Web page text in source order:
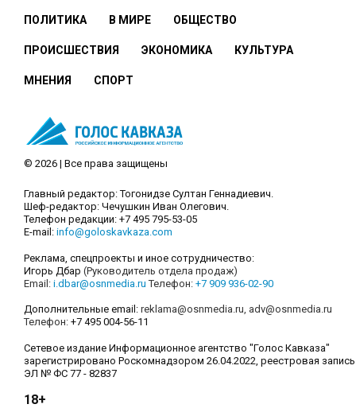
ПОЛИТИКА В МИРЕ ОБЩЕСТВО
ПРОИСШЕСТВИЯ ЭКОНОМИКА КУЛЬТУРА
МНЕНИЯ СПОРТ
© 2026 | Все права защищены
Главный редактор: Тогонидзе Султан Геннадиевич.
Шеф-редактор: Чечушкин Иван Олегович.
Телефон редакции: +7 495 795-53-05
E-mail: info@goloskavkaza.com
Реклама, спецпроекты и иное сотрудничество:
Игорь Дбар (Руководитель отдела продаж)
Email: i.dbar@osnmedia.ru Телефон: +7 909 936-02-90
Дополнительные email: reklama@osnmedia.ru adv@osnmedia.ru
Телефон: +7 495 004-56-11
Сетевое издание Информационное агентство "Голос Кавказа"
зарегистрировано Роскомнадзором 26.04.2022, реестровая запись
ЭЛ № ФС 77 - 82837
18+